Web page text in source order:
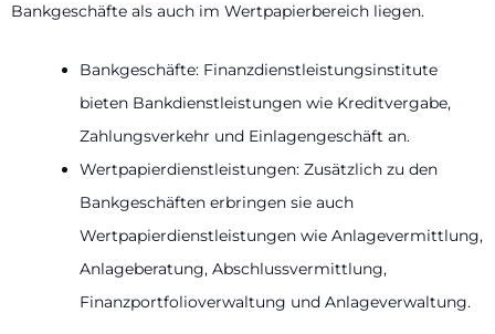
Bankgeschäfte als auch im Wertpapierbereich liegen.
Bankgeschäfte: Finanzdienstleistungsinstitute
bieten Bankdienstleistungen wie Kreditvergabe,
Zahlungsverkehr und Einlagengeschäft an.
Wertpapierdienstleistungen: Zusätzlich zu den
Bankgeschäften erbringen sie auch
Wertpapierdienstleistungen wie Anlagevermittlung,
Anlageberatung, Abschlussvermittlung,
Finanzportfolioverwaltung und Anlageverwaltung.